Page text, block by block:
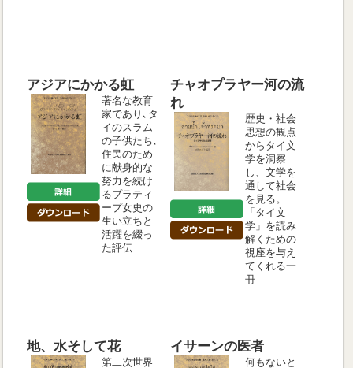
アジアにかかる虹
著名な教育
家であり､タ
イのスラム
の子供たち､
住民のため
に献身的な
努力を続け
るプラティ
ープ女史の
生い立ちと
活躍を綴っ
た評伝
チャオプラヤー河の流
れ
歴史・社会
思想の観点
からタイ文
学を洞察
し、文学を
通して社会
を見る。
「タイ文
学」を読み
解くための
視座を与え
てくれる一
冊
地、水そして花
第二次世界
イサーンの医者
何もないと